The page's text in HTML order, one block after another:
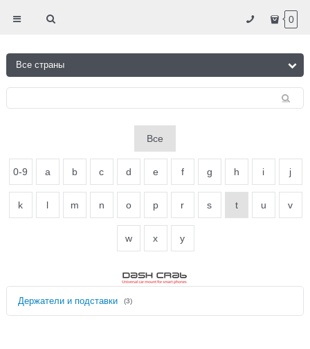
0
Все
0-9 a b c d e f g h i j
k l m n o p r s t u v
w x y
Держатели и подставки (3)